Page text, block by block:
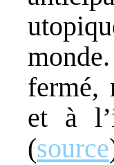
fermé,
et à
(source